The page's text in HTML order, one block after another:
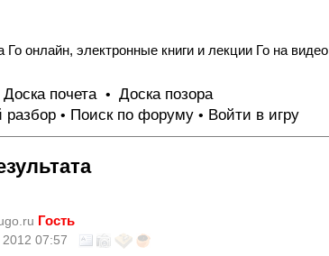
онлайн, электронные книги и лекции Го на видео
Доска почета • Доска позора
разбор • Поиск по форуму • Войти в игру
Гость
07:57